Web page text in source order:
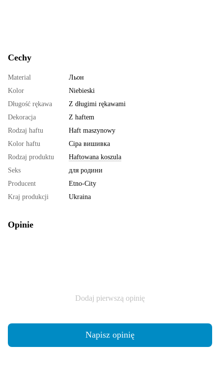
Cechy
Material
Льон
Kolor
Niebieski
Długość rękawa
Z długimi rękawami
Dekoracja
Z haftem
Rodzaj haftu
Haft maszynowy
Kolor haftu
Сіра вишивка
Rodzaj produktu
Haftowana koszula
Seks
для родини
Producent
Etno-City
Kraj produkcji
Ukraina
Opinie
Dodaj pierwszą opinię
Napisz opinię